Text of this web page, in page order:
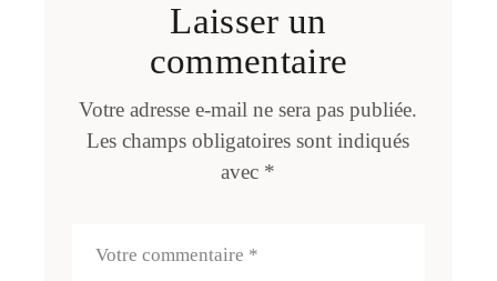
Laisser un
commentaire
Votre adresse e-mail ne sera pas publiée.
Les champs obligatoires sont indiqués
avec *